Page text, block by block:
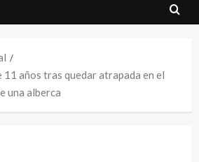
años tras quedar atrapada en el
una alberca